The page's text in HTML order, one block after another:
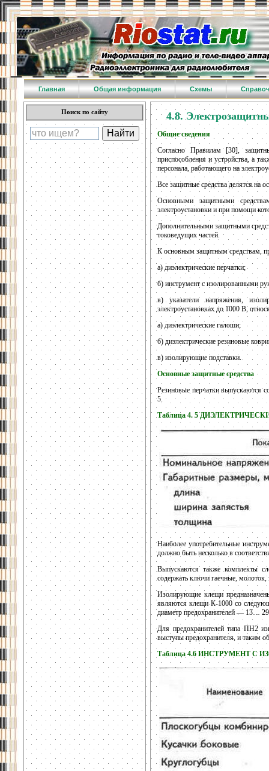
Главная Общая информация Схемы
Поиск по сайту 4.8.
Общие сведения
Согласно Правилам [30],
приспособления и устройства, а
персонала, работающего на
Все защитные средства делятся на
Основными защитными
электроустановки и при помощи
Дополнительными защитными
токоведущих частей.
К основным защитным средствам,
а) диэлектрические перчатки;
б) инструмент с изолированными
в) указатели напряжения,
электроустановках до 1000 В,
а) диэлектрические галоши;
б) диэлектрические резиновые
в) изолирующие подставки.
Основные защитные средства
Резиновые перчатки выпускаются
5.
Таблица 4. 5
Наиболее употребительные
должно быть несколько в
Выпускаются также комплекты
содержать ключи гаечные, молоток,
Изолирующие клещи
являются клещи К-1000 со
диаметр предохранителей — 13…
Для предохранителей типа ПН2
выступы предохранителя, и таким
Таблица 4.6 ИНСТРУМЕНТ